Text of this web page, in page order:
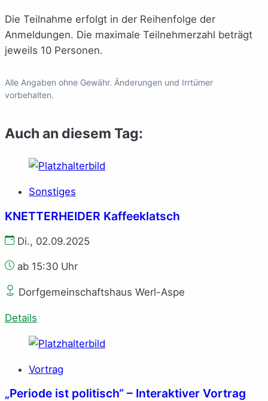
Die Teilnahme erfolgt in der Reihenfolge der
Anmeldungen. Die maximale Teilnehmerzahl beträgt
jeweils 10 Personen.
Alle Angaben ohne Gewähr. Änderungen und Irrtümer
vorbehalten.
Auch an diesem Tag:
Sonstiges
KNETTERHEIDER Kaffeeklatsch
Di., 02.09.2025
ab 15:30 Uhr
Dorfgemeinschaftshaus Werl-Aspe
Details
Vortrag
„Periode ist politisch“ – Interaktiver Vortrag